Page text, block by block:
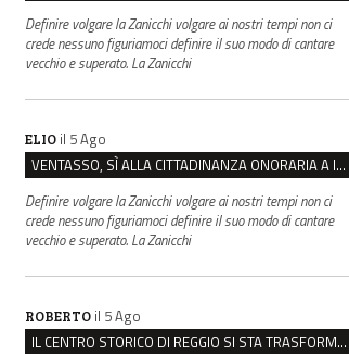
Definire volgare la Zanicchi volgare ai nostri tempi non ci
crede nessuno figuriamoci definire il suo modo di cantare
vecchio e superato. La Zanicchi
ELIO il 5 Ago
VENTASSO, SÌ ALLA CITTADINANZA ONORARIA A IVA ZANICCHI. MA BARGIACCHI: “È DI PESSIMO GUSTO”
Definire volgare la Zanicchi volgare ai nostri tempi non ci
crede nessuno figuriamoci definire il suo modo di cantare
vecchio e superato. La Zanicchi
ROBERTO il 5 Ago
IL CENTRO STORICO DI REGGIO SI STA TRASFORMANDO, E NON IN MEGLIO